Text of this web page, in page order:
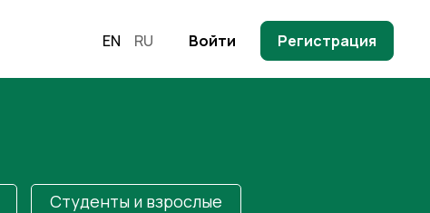
EN RU Войти Регистрация
Студенты и взрослые